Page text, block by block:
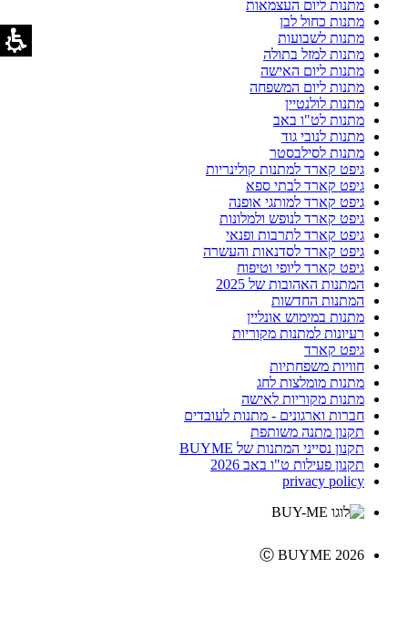
מתנות ליום העצמאות
מתנות כחול לבן
מתנות לשבועות
מתנות למזל בתולה
מתנות ליום האישה
מתנות ליום המשפחה
מתנות לולנטיין
מתנות לט"ו באב
מתנות לנובי גוד
מתנות לסילבסטר
גיפט קארד למתנות קולינריות
גיפט קארד לבתי ספא
גיפט קארד למותגי אופנה
גיפט קארד לנופש ולמלונות
גיפט קארד לתרבות ופנאי
גיפט קארד לסדנאות והעשרה
גיפט קארד ליופי וטיפוח
המתנות האהובות של 2025
המתנות החדשות
מתנות במימוש אונליין
רעיונות למתנות מקוריות
גיפט קארד
חוויות משפחתיות
מתנות מומלצות לחג
מתנות מקוריות לאישה
חברות וארגונים - מתנות לעובדים
תקנון מתנה משותפת
תקנון נסייני המתנות של BUYME
תקנון פעילות ט"ו באב 2026
privacy policy
Ⓒ BUYME 2026